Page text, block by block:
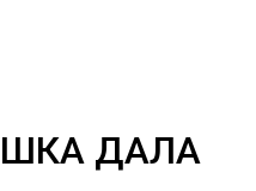
ДАЛА